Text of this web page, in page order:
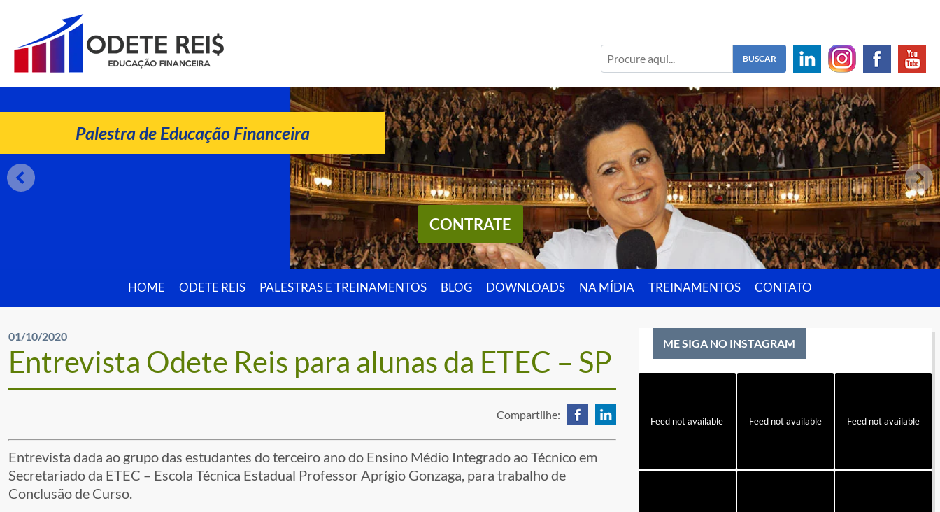
ODETE REIS
Palestrante de Educação Financeira
Palestra de Educação Financeira
CONTRATE
HOME ODETE REIS PALESTRAS E TREINAMENTOS BLOG DOWNLOADS NA MÍDIA TREINAMENTOS CONTATO
01/10/2020
Entrevista Odete Reis para alunas da ETEC – SP
Compartilhe:
Entrevista dada ao grupo das estudantes do terceiro ano do Ensino Médio Integrado ao Técnico em
Secretariado da ETEC – Escola Técnica Estadual Professor Aprígio Gonzaga, para trabalho de
Conclusão de Curso.
ME SIGA NO INSTAGRAM
Feed not available Feed not available Feed not available